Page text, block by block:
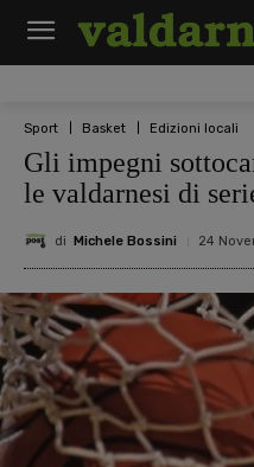
Sport Basket Edizioni locali
Gli impegni
le valdarnesi di
di Michele Bossini 24